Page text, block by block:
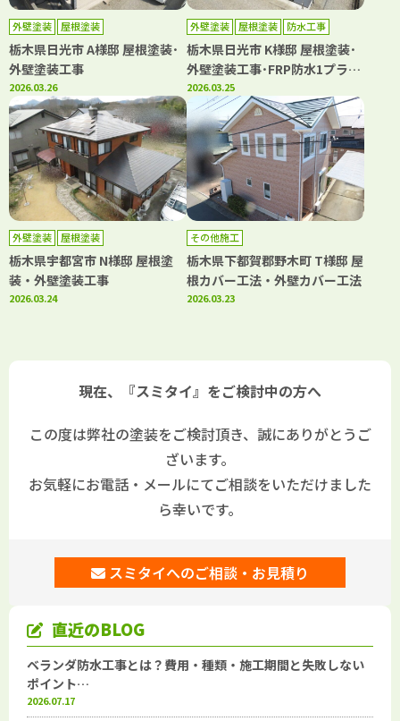
外壁塗装 屋根塗装
栃木県日光市 A様邸 屋根塗装･
外壁塗装工事
2026.03.26
外壁塗装 屋根塗装 防水工事
栃木県日光市 K様邸 屋根塗装･
外壁塗装工事･FRP防水1プライ
工法
2026.03.25
外壁塗装 屋根塗装
栃木県宇都宮市 N様邸 屋根塗
装・外壁塗装工事
2026.03.24
その他施工
栃木県下都賀郡野木町 T様邸 屋
根カバー工法・外壁カバー工法
2026.03.23
現在、『スミタイ』をご検討中の方へ
この度は弊社の塗装をご検討頂き、誠にありがとうご
ざいます。
お気軽にお電話・メールにてご相談をいただけました
ら幸いです。
スミタイへのご相談・お見積り
直近のBLOG
ベランダ防水工事とは？費用・種類・施工期間と失敗しない
ポイント…
2026.07.17